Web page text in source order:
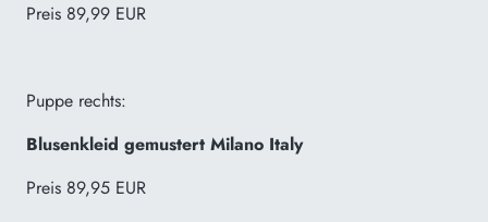
Preis 89,99 EUR
Puppe rechts:
Blusenkleid gemustert Milano Italy
Preis 89,95 EUR